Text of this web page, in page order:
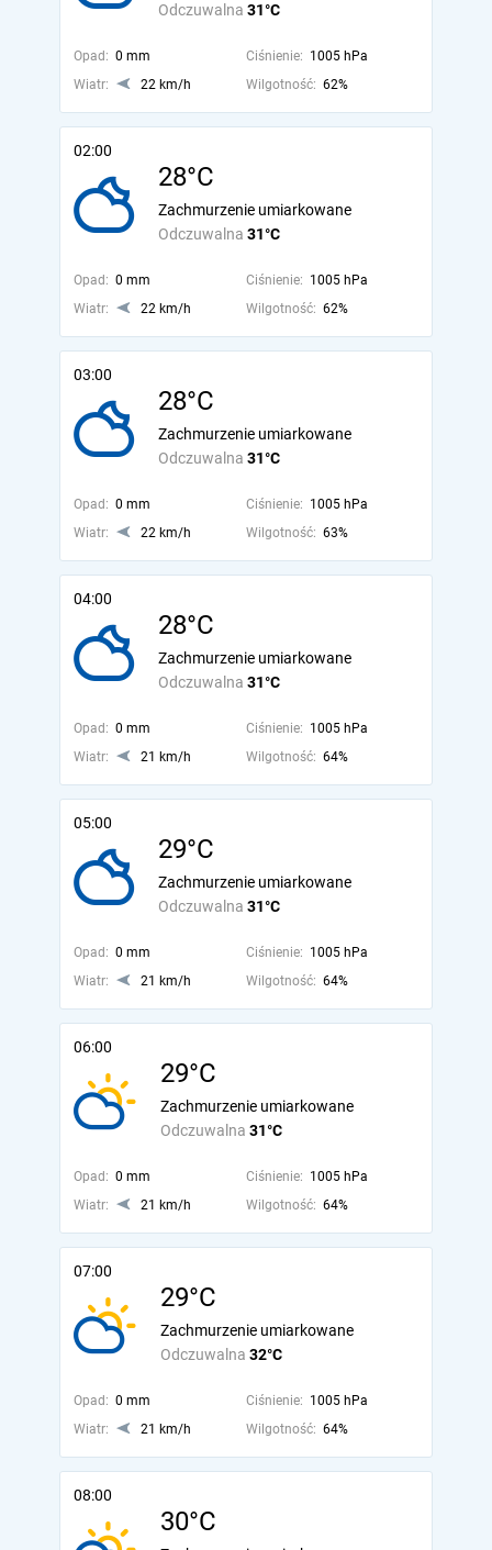
Odczuwalna 31°C
Opad: 0 mm Ciśnienie: 1005 hPa
Wiatr:
22 km/h Wilgotność: 62%
02:00
28°C
Odczuwalna 31°C
Zachmurzenie umiarkowane
Opad: 0 mm Ciśnienie: 1005 hPa
Wiatr:
22 km/h Wilgotność: 62%
03:00
28°C
Odczuwalna 31°C
Zachmurzenie umiarkowane
Opad: 0 mm Ciśnienie: 1005 hPa
Wiatr:
22 km/h Wilgotność: 63%
04:00
28°C
Odczuwalna 31°C
Zachmurzenie umiarkowane
Opad: 0 mm Ciśnienie: 1005 hPa
Wiatr:
21 km/h Wilgotność: 64%
05:00
29°C
Odczuwalna 31°C
Zachmurzenie umiarkowane
Opad: 0 mm Ciśnienie: 1005 hPa
Wiatr:
21 km/h Wilgotność: 64%
06:00
29°C
Odczuwalna 31°C
Zachmurzenie umiarkowane
Opad: 0 mm Ciśnienie: 1005 hPa
Wiatr:
21 km/h Wilgotność: 64%
07:00
29°C
Odczuwalna 32°C
Zachmurzenie umiarkowane
Opad: 0 mm Ciśnienie: 1005 hPa
Wiatr:
21 km/h Wilgotność: 64%
08:00
30°C